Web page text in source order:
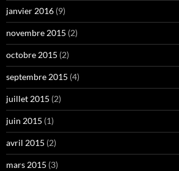
janvier 2016 (9)
novembre 2015 (2)
octobre 2015 (2)
septembre 2015 (4)
juillet 2015 (2)
juin 2015 (1)
avril 2015 (2)
mars 2015 (3)